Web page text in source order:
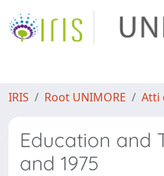
IRIS Root UNIMORE Atti
Education and
and 1975